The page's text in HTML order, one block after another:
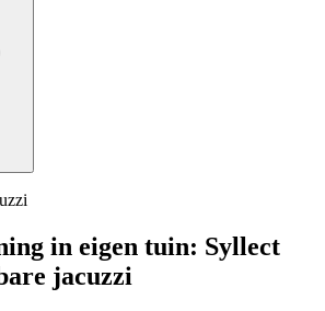
in eigen tuin: Syllect
jacuzzi